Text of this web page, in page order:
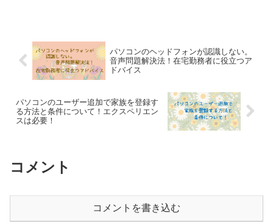
パソコンのヘッドフォンが認識しない。
音声問題解決法！在宅勤務者に役立つア
ドバイス
パソコンのユーザー追加で家族を登録す
る方法と条件について！エクスペリエン
スは必要！
コメント
コメントを書き込む